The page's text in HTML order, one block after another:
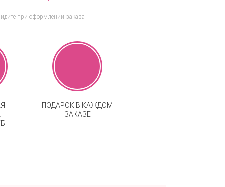
при оформлении заказа
ПОДАРОК В КАЖДОМ
ЗАКАЗЕ